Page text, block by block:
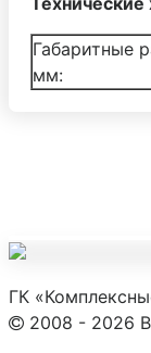
Габаритные
мм:
ГК
2008 - 2026